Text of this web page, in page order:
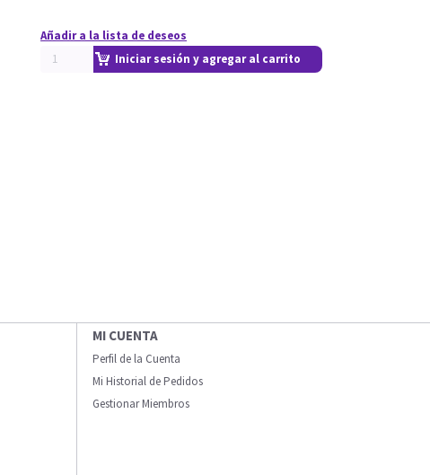
Añadir a la lista de deseos
Iniciar sesión y agregar al carrito
MI CUENTA
Perfil de la Cuenta
Mi Historial de Pedidos
Gestionar Miembros